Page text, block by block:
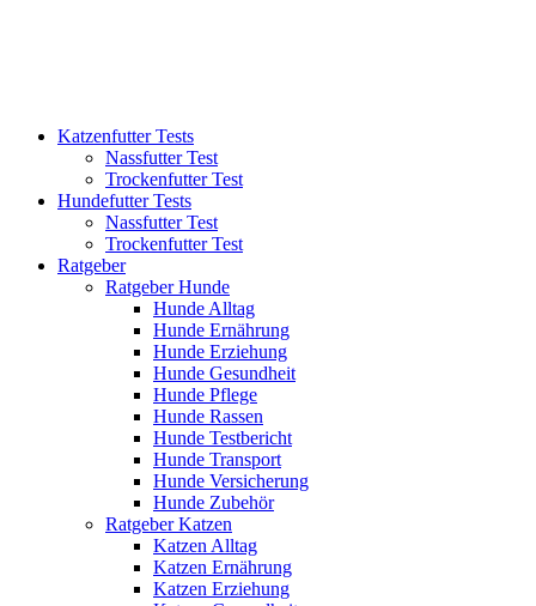
Katzenfutter Tests
Nassfutter Test
Trockenfutter Test
Hundefutter Tests
Nassfutter Test
Trockenfutter Test
Ratgeber
Ratgeber Hunde
Hunde Alltag
Hunde Ernährung
Hunde Erziehung
Hunde Gesundheit
Hunde Pflege
Hunde Rassen
Hunde Testbericht
Hunde Transport
Hunde Versicherung
Hunde Zubehör
Ratgeber Katzen
Katzen Alltag
Katzen Ernährung
Katzen Erziehung